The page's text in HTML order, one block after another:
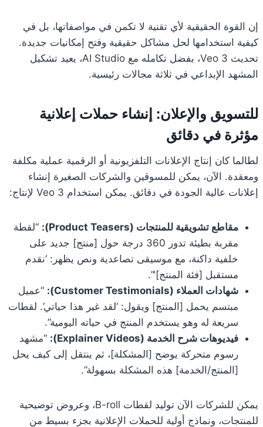
إن القوة الحقيقية لأي تقنية لا تكمن في مواصفاتها، بل في
كيفية استخدامها لحل مشاكل حقيقية وفتح إمكانيات جديدة.
تحديث Veo 3، بفضل تكامله مع AI Studio، يعيد تشكيل
المشهد الإبداعي في ثلاثة مجالات رئيسية.
للتسويق والإعلان: إنشاء حملات إعلانية
مؤثرة في دقائق
لطالما كان إنتاج الإعلانات التلفزيونية أو الرقمية عملية مكلفة
ومعقدة. الآن، يمكن للمسوقين والشركات الصغيرة إنشاء
إعلانات عالية الجودة في دقائق. يمكن استخدام Veo 3 لإنتاج:
مقاطع تشويقية للمنتجات (Product Teasers):
“لقطة
مقربة بطيئة تدور 360 درجة حول [منتج] جديد على
خلفية داكنة، مع موسيقى تصاعدية ونص يظهر: ‘نقدم
مستقبل [فئة المنتج]'”.
شهادات العملاء (Customer Testimonials):
“عميل
مبتسم يحمل [المنتج] ويقول: ‘لقد غير هذا حياتي’. لقطات
سريعة له وهو يستخدم المنتج في حياته اليومية”.
فيديوهات شرح الخدمة (Explainer Videos):
“مشهد
رسوم متحركة يوضح [المشكلة]، ثم ينتقل إلى كيف يحل
[المنتج/الخدمة] هذه المشكلة بسهولة”.
يمكن للشركات الآن توليد لقطات B-roll، وعروض توضيحية
للمنتجات، ونماذج أولية للحملات الإعلانية بجزء بسيط من